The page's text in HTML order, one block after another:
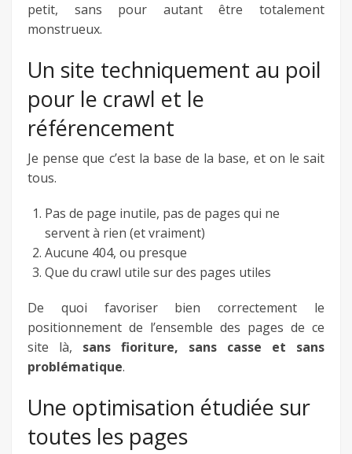
petit, sans pour autant être totalement
monstrueux.
Un site techniquement au poil
pour le crawl et le
référencement
Je pense que c’est la base de la base, et on le sait
tous.
Pas de page inutile, pas de pages qui ne
servent à rien (et vraiment)
Aucune 404, ou presque
Que du crawl utile sur des pages utiles
De quoi favoriser bien correctement le
positionnement de l’ensemble des pages de ce
site là, sans fioriture, sans casse et sans
problématique.
Une optimisation étudiée sur
toutes les pages